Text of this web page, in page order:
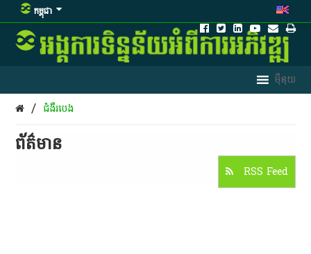
កម្ពុជា
/ ជំងឺរបេង
ព័ត៌មាន​
RSS Feed